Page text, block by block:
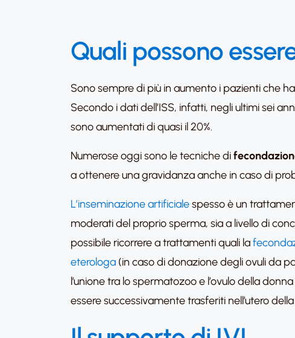
Quali possono
Sono sempre di più in aumento i pazienti che
Secondo i dati dell’ISS, infatti, negli ultimi sei
sono aumentati di quasi il 20%.
Numerose oggi sono le tecniche di
a ottenere una gravidanza anche in caso di
L’inseminazione artificialespesso è un
moderati del proprio sperma, sia a livello di
possibile ricorrere a trattamenti quali la
eterologa (in caso di donazione degli ovuli da
l’unione tra lo spermatozoo e l’ovulo della
essere successivamente trasferiti nell’utero